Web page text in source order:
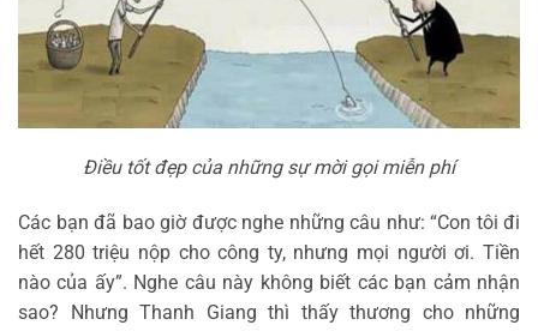
Điều tốt đẹp của những sự mời gọi miễn phí
Các bạn đã bao giờ được nghe những câu như: “Con tôi đi
hết 280 triệu nộp cho công ty, nhưng mọi người ơi. Tiền
nào của ấy”. Nghe câu này không biết các bạn cảm nhận
sao? Nhưng Thanh Giang thì thấy thương cho những